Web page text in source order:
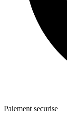
Paiement securise